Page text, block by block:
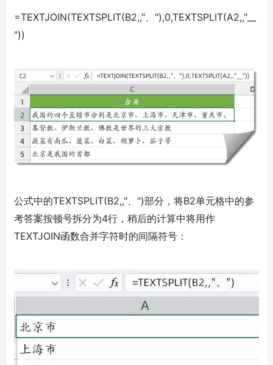
=TEXTJOIN(TEXTSPLIT(B2,,"、"),0,TEXTSPLIT(A2,,"__
"))
公式中的TEXTSPLIT(B2,,"、")部分，将B2单元格中的参
考答案按顿号拆分为4行，稍后的计算中将用作
TEXTJOIN函数合并字符时的间隔符号：